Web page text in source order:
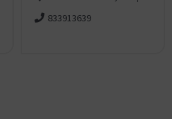
833913639